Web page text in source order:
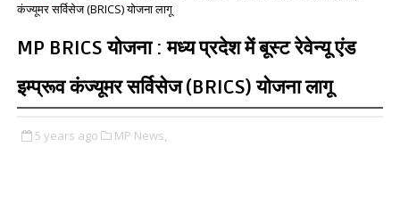
कंज्यूमर सर्विसेज (BRICS) योजना लागू
MP BRICS योजना : मध्य प्रदेश में बूस्ट रेवेन्यू एंड
इम्प्रूव कंज्यूमर सर्विसेज (BRICS) योजना लागू
5 years ago MP News,